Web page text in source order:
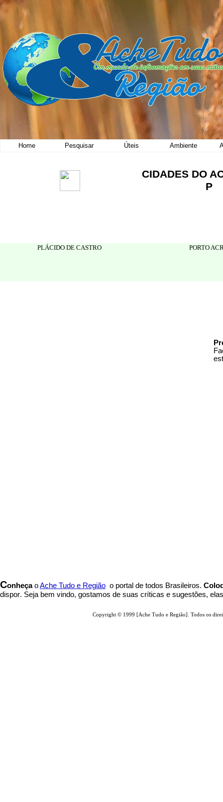
Home Pesquisar Úteis Ambiente
CIDADES DO
P
PLÁCIDO DE CASTRO PORTO
ConheçaoAche Tudo e Região o portal de todos Brasileiros.
dispor. Seja bem vindo, gostamos de suas críticas e sugestões,
Copyright © 1999 [Ache Tudo e Região]. Todos os